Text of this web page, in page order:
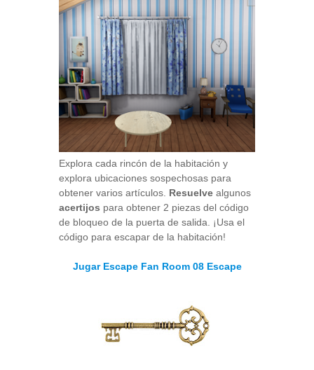
Explora cada rincón de la habitación y
explora ubicaciones sospechosas para
obtener varios artículos. Resuelve algunos
acertijos para obtener 2 piezas del código
de bloqueo de la puerta de salida. ¡Usa el
código para escapar de la habitación!
Jugar Escape Fan Room 08 Escape